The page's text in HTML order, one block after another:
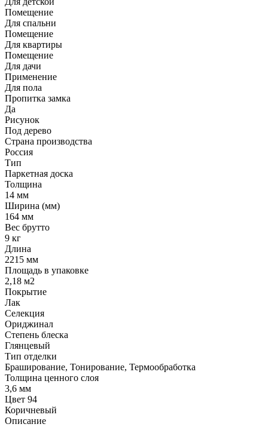
Помещение
Для спальни
Помещение
Для квартиры
Помещение
Для дачи
Применение
Для пола
Пропитка замка
Да
Рисунок
Под дерево
Страна производства
Россия
Тип
Паркетная доска
Толщина
14 мм
Ширина (мм)
164 мм
Вес брутто
9 кг
Длина
2215 мм
Площадь в упаковке
2,18 м2
Покрытие
Лак
Селекция
Ориджинал
Степень блеска
Глянцевый
Тип отделки
Браширование, Тонирование, Термообработка
Толщина ценного слоя
3,6 мм
Цвет 94
Коричневый
Описание